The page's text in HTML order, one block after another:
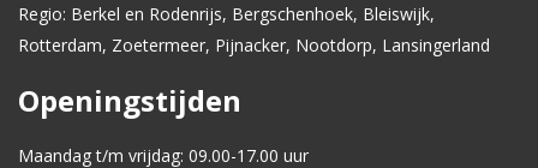
Regio: Berkel en Rodenrijs, Bergschenhoek, Bleiswijk,
Rotterdam, Zoetermeer, Pijnacker, Nootdorp, Lansingerland
Openingstijden
Maandag t/m vrijdag: 09.00-17.00 uur